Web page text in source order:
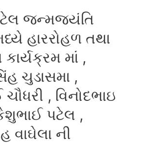
જન્મજયંતિ
હારરોહળ તથા
કાર્યક્રમ માં ,
ચુડાસમા ,
, વિનોદભાઇ
પટેલ ,
વાઘેલા ની